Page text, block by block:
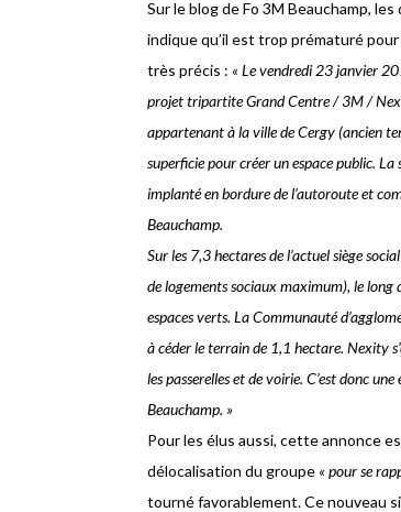
Sur le blog de Fo 3M Beauchamp,
indique qu’il est trop prématuré
très précis : « Le vendredi 23 janvier
projet tripartite Grand Centre / 3M /
appartenant à la ville de Cergy (ancien
superficie pour créer un espace public.
implanté en bordure de l’autoroute et
Beauchamp.
Sur les 7,3 hectares de l’actuel siège
de logements sociaux maximum), le long
espaces verts. La Communauté
à céder le terrain de 1,1 hectare. Nexity
les passerelles et de voirie. C’est donc
Beauchamp. »
Pour les élus aussi, cette annonce
délocalisation du groupe « pour se
tourné favorablement. Ce nouveau